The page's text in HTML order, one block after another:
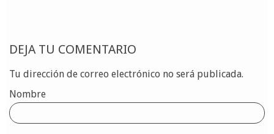
DEJA TU COMENTARIO
Tu dirección de correo electrónico no será publicada.
Nombre